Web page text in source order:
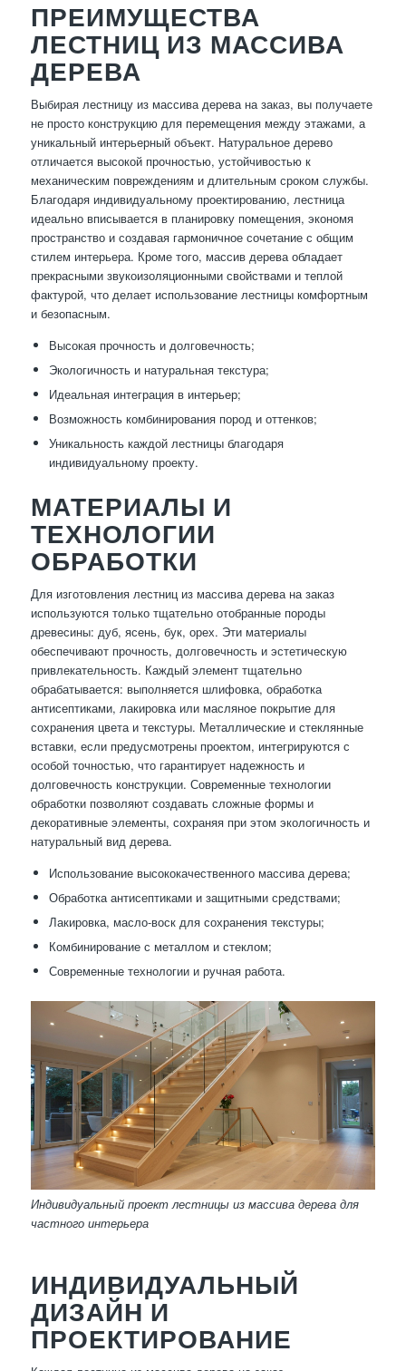
ПРЕИМУЩЕСТВА
ЛЕСТНИЦ ИЗ МАССИВА
ДЕРЕВА
Выбирая лестницу из массива дерева на заказ, вы получаете
не просто конструкцию для перемещения между этажами, а
уникальный интерьерный объект. Натуральное дерево
отличается высокой прочностью, устойчивостью к
механическим повреждениям и длительным сроком службы.
Благодаря индивидуальному проектированию, лестница
идеально вписывается в планировку помещения, экономя
пространство и создавая гармоничное сочетание с общим
стилем интерьера. Кроме того, массив дерева обладает
прекрасными звукоизоляционными свойствами и теплой
фактурой, что делает использование лестницы комфортным
и безопасным.
Высокая прочность и долговечность;
Экологичность и натуральная текстура;
Идеальная интеграция в интерьер;
Возможность комбинирования пород и оттенков;
Уникальность каждой лестницы благодаря
индивидуальному проекту.
МАТЕРИАЛЫ И
ТЕХНОЛОГИИ
ОБРАБОТКИ
Для изготовления лестниц из массива дерева на заказ
используются только тщательно отобранные породы
древесины: дуб, ясень, бук, орех. Эти материалы
обеспечивают прочность, долговечность и эстетическую
привлекательность. Каждый элемент тщательно
обрабатывается: выполняется шлифовка, обработка
антисептиками, лакировка или масляное покрытие для
сохранения цвета и текстуры. Металлические и стеклянные
вставки, если предусмотрены проектом, интегрируются с
особой точностью, что гарантирует надежность и
долговечность конструкции. Современные технологии
обработки позволяют создавать сложные формы и
декоративные элементы, сохраняя при этом экологичность и
натуральный вид дерева.
Использование высококачественного массива дерева;
Обработка антисептиками и защитными средствами;
Лакировка, масло-воск для сохранения текстуры;
Комбинирование с металлом и стеклом;
Современные технологии и ручная работа.
Индивидуальный проект лестницы из массива дерева для
частного интерьера
ИНДИВИДУАЛЬНЫЙ
ДИЗАЙН И
ПРОЕКТИРОВАНИЕ